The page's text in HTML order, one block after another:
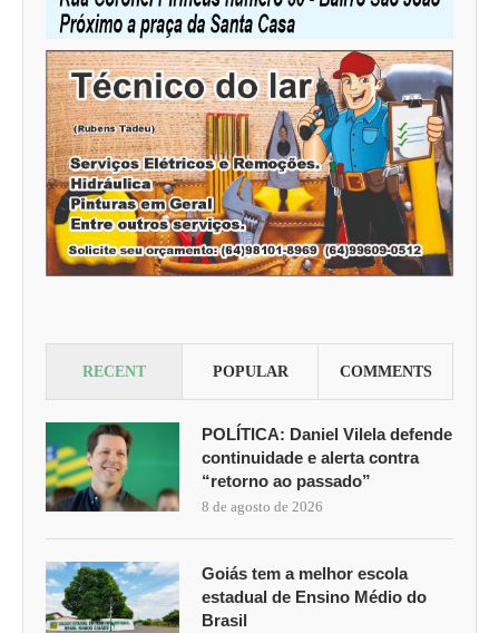
RECENT POPULAR COMMENTS
POLÍTICA: Daniel Vilela defende
continuidade e alerta contra
“retorno ao passado”
8 de agosto de 2026
Goiás tem a melhor escola
estadual de Ensino Médio do
Brasil